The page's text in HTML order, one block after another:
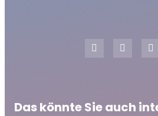
Das könnte Sie auch